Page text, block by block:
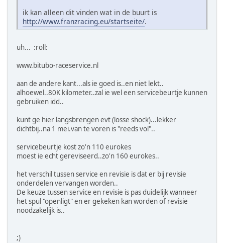
ik kan alleen dit vinden wat in de buurt is
http://www.franzracing.eu/startseite/.
uh... :roll:
www.bitubo-raceservice.nl
aan de andere kant...als ie goed is..en niet lekt..
alhoewel..80K kilometer..zal ie wel een servicebeurtje kunnen
gebruiken idd..
kunt ge hier langsbrengen evt (losse shock)...lekker
dichtbij..na 1 mei.van te voren is "reeds vol"..
servicebeurtje kost zo'n 110 eurokes
moest ie echt gereviseerd..zo'n 160 eurokes..
het verschil tussen service en revisie is dat er bij revisie
onderdelen vervangen worden..
De keuze tussen service en revisie is pas duidelijk wanneer
het spul "openligt" en er gekeken kan worden of revisie
noodzakelijk is..
;)